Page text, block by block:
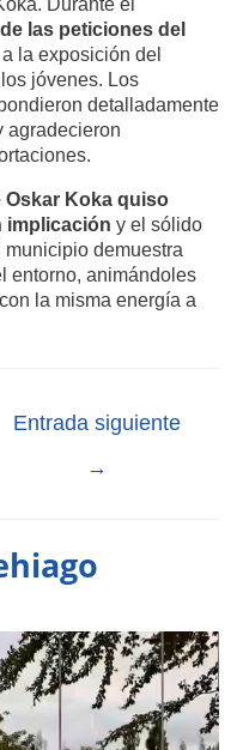
las peticiones del
la exposición del
jóvenes. Los
detalladamente
agradecieron
Oskar Koka quiso
implicación y el sólido
demuestra
entorno, animándoles
la misma energía a
Entrada siguiente
→